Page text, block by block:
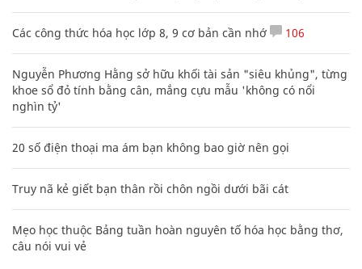
Các công thức hóa học lớp 8, 9 cơ bản cần nhớ 106
Nguyễn Phương Hằng sở hữu khối tài sản "siêu khủng", từng
khoe sổ đỏ tính bằng cân, mắng cựu mẫu 'không có nổi
nghìn tỷ'
20 số điện thoại ma ám bạn không bao giờ nên gọi
Truy nã kẻ giết bạn thân rồi chôn ngồi dưới bãi cát
Mẹo học thuộc Bảng tuần hoàn nguyên tố hóa học bằng thơ,
câu nói vui vẻ